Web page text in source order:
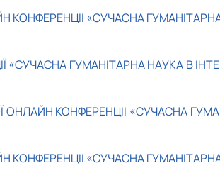
«СУЧАСНА
ГУМАНІТАРНА НАУКА В
КОНФЕРЕНЦІІ «СУЧАСНА
«СУЧАСНА